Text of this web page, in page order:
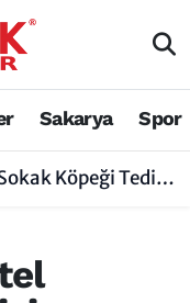
Sakarya Spor
Köpeği Tedirginliği